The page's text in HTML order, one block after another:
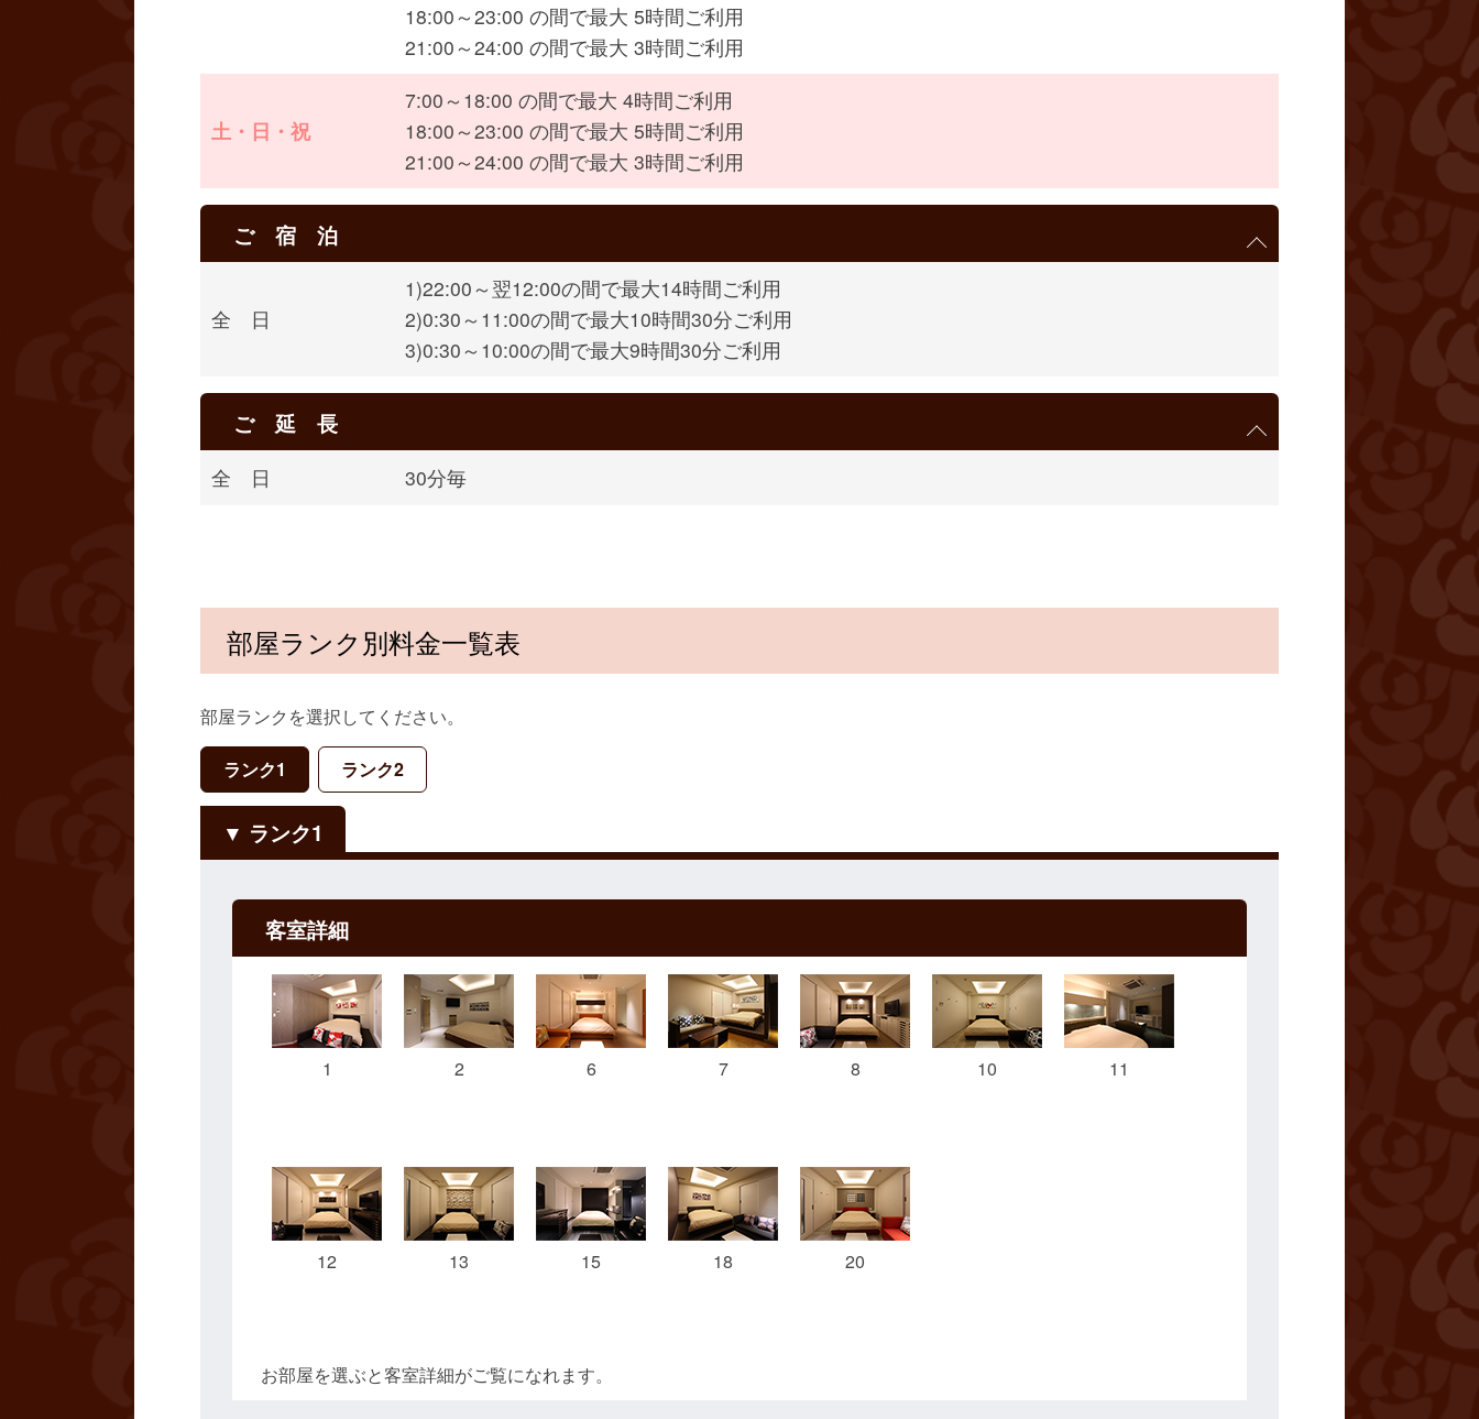
18:00～23:00 の間で最大 5時間ご利用
21:00～24:00 の間で最大 3時間ご利用
土・日・祝
7:00～18:00 の間で最大 4時間ご利用
18:00～23:00 の間で最大 5時間ご利用
21:00～24:00 の間で最大 3時間ご利用
ご 宿 泊
全 日
1)22:00～翌12:00の間で最大14時間ご利用
2)0:30～11:00の間で最大10時間30分ご利用
3)0:30～10:00の間で最大9時間30分ご利用
ご 延 長
全 日 30分毎
部屋ランク別料金一覧表
部屋ランクを選択してください。
ランク1 ランク2
ランク1
客室詳細
1 2 6 7 8 10 11
12 13 15 18 20
お部屋を選ぶと客室詳細がご覧になれます。